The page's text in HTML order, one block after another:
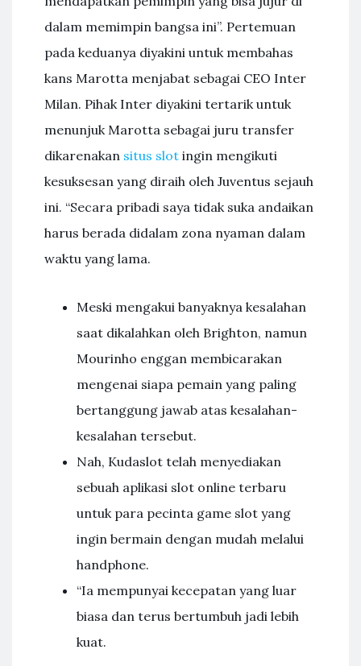
dalam memimpin bangsa ini”. Pertemuan
pada keduanya diyakini untuk membahas
kans Marotta menjabat sebagai CEO Inter
Milan. Pihak Inter diyakini tertarik untuk
menunjuk Marotta sebagai juru transfer
dikarenakan situs slot ingin mengikuti
kesuksesan yang diraih oleh Juventus sejauh
ini. “Secara pribadi saya tidak suka andaikan
harus berada didalam zona nyaman dalam
waktu yang lama.
Meski mengakui banyaknya kesalahan
saat dikalahkan oleh Brighton, namun
Mourinho enggan membicarakan
mengenai siapa pemain yang paling
bertanggung jawab atas kesalahan-
kesalahan tersebut.
Nah, Kudaslot telah menyediakan
sebuah aplikasi slot online terbaru
untuk para pecinta game slot yang
ingin bermain dengan mudah melalui
handphone.
“Ia mempunyai kecepatan yang luar
biasa dan terus bertumbuh jadi lebih
kuat.